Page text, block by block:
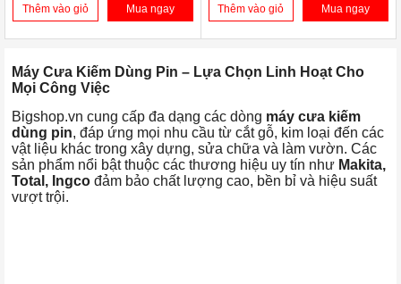
Thêm vào giỏ Mua ngay Thêm vào giỏ Mua ngay
Máy Cưa Kiếm Dùng Pin – Lựa Chọn Linh Hoạt Cho
Mọi Công Việc
Bigshop.vn cung cấp đa dạng các dòng máy cưa kiếm
dùng pin, đáp ứng mọi nhu cầu từ cắt gỗ, kim loại đến các
vật liệu khác trong xây dựng, sửa chữa và làm vườn. Các
sản phẩm nổi bật thuộc các thương hiệu uy tín như Makita,
Total, Ingco đảm bảo chất lượng cao, bền bỉ và hiệu suất
vượt trội.